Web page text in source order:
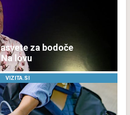
za bodoče
lovu
VIZITA.SI